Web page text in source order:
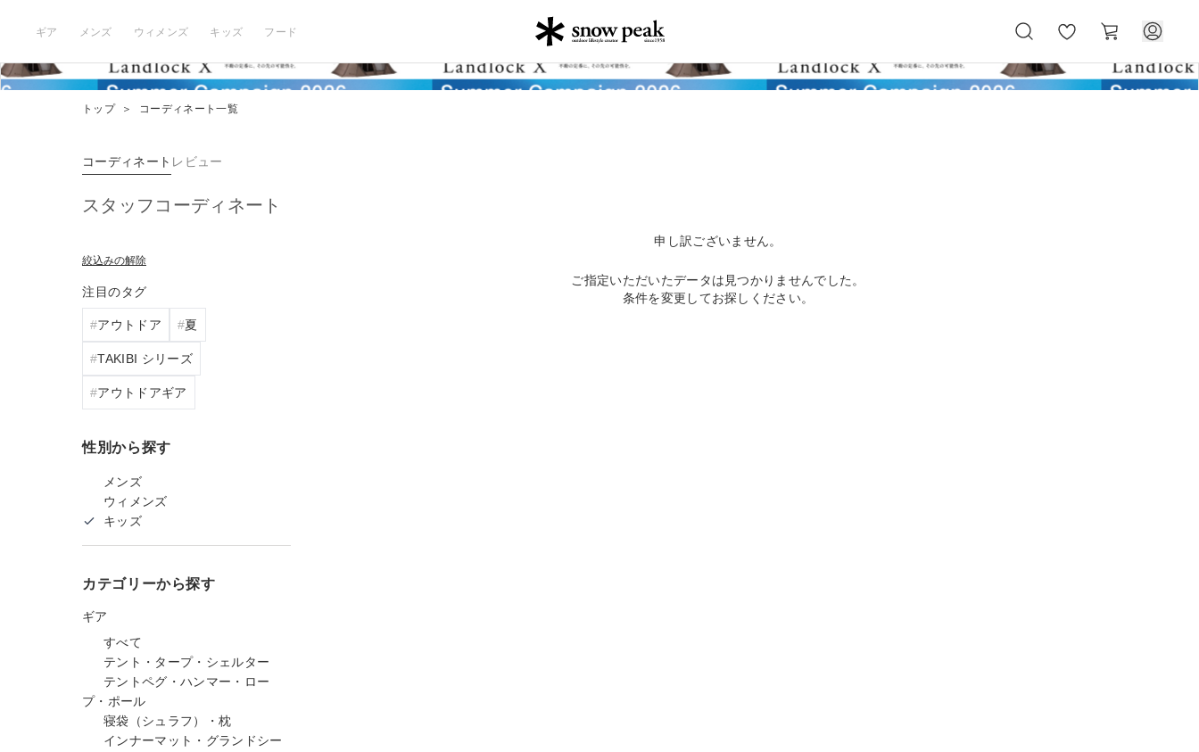
ギア メンズ ウィメンズ キッズ フード
気
に
ー
ト
トップ ＞ コーディネート一覧
コーディネート レビュー
スタッフコーディネート
絞込みの解除
注目のタグ
アウトドア 夏
TAKIBI シリーズ
アウトドアギア
性別から探す
メンズ
ウィメンズ
キッズ
カテゴリーから探す
ギア
すべて
テント・タープ・シェルター
テントペグ・ハンマー・ロー
プ・ポール
寝袋（シュラフ）・枕
インナーマット・グランドシー
申し訳ございません。
ご指定いただいたデータは見つかりませんでした。
条件を変更してお探しください。